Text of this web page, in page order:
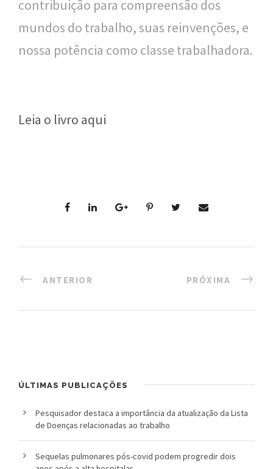
contribuição para compreensão dos
mundos do trabalho, suas reinvenções, e
nossa potência como classe trabalhadora.
Leia o livro aqui
ANTERIOR PRÓXIMA
ÚLTIMAS PUBLICAÇÕES
Pesquisador destaca a importância da atualização da Lista
de Doenças relacionadas ao trabalho
Sequelas pulmonares pós-covid podem progredir dois